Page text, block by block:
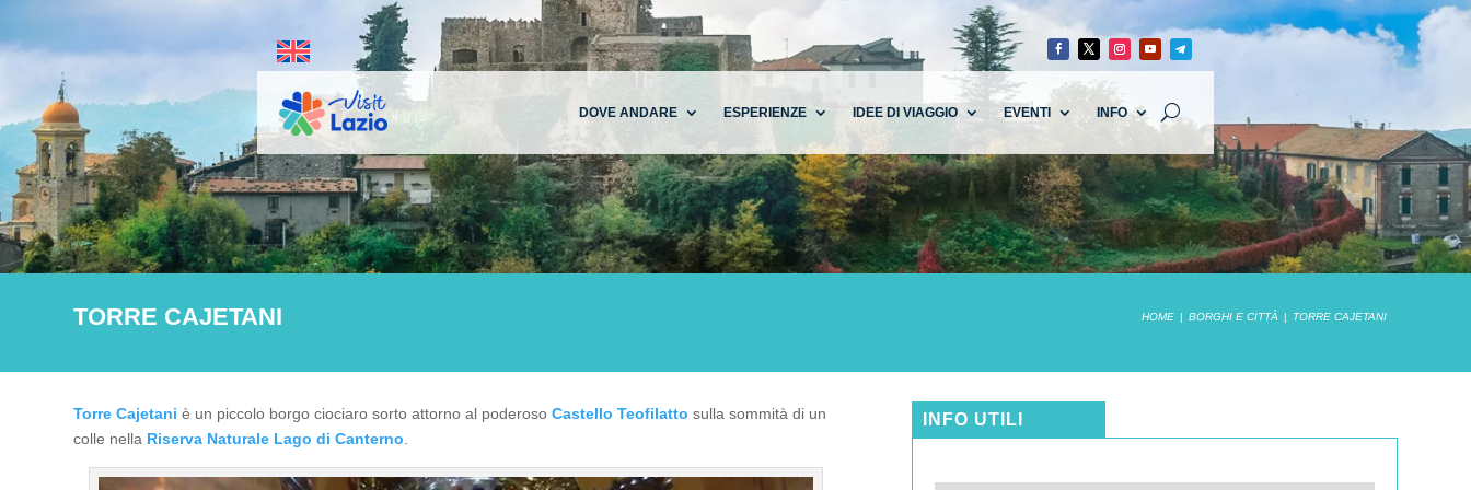
DOVE ANDARE ESPERIENZE IDEE DI VIAGGIO EVENTI INFO
TORRE CAJETANI HOME BORGHI E CITTÀ TORRE CAJETANI
Torre Cajetani è un piccolo borgo ciociaro sorto attorno al poderosoCastello Teofilatto sulla sommità di un
colle nella Riserva Naturale Lago di Canterno
INFO UTILI